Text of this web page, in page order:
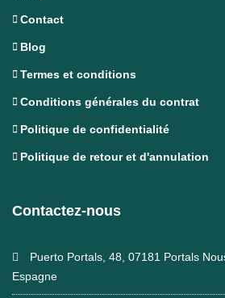
Contact
Blog
Termes et conditions
Conditions générales du contrat
Politique de confidentialité
Politique de retour et d'annulation
Contactez-nous
Puerto Portals, 48, 07181 Portals
Espagne